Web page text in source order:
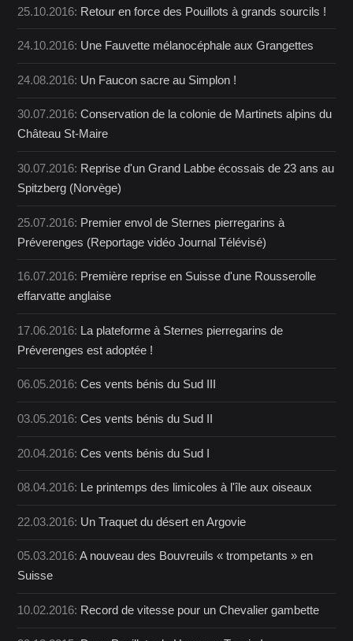
25.10.2016: Retour en force des Pouillots à grands sourcils !
24.10.2016: Une Fauvette mélanocéphale aux Grangettes
24.08.2016: Un Faucon sacre au Simplon !
30.07.2016:Conservation de la colonie de Martinets alpins du
Château St-Maire
30.07.2016: Reprise d'un Grand Labbe écossais de 23 ans au
Spitzberg (Norvège)
25.07.2016: Premier envol de Sternes pierregarins à
Préverenges (Reportage vidéo Journal Télévisé)
16.07.2016: Première reprise en Suisse d'une Rousserolle
effarvatte anglaise
17.06.2016: La plateforme à Sternes pierregarins de
Préverenges est adoptée !
06.05.2016:Ces vents bénis du Sud III
03.05.2016:Ces vents bénis du Sud II
20.04.2016:Ces vents bénis du Sud I
08.04.2016: Le printemps des limicoles à l'île aux oiseaux
22.03.2016: Un Traquet du désert en Argovie
05.03.2016:A nouveau des Bouvreuils « trompetants » en
Suisse
10.02.2016: Record de vitesse pour un Chevalier gambette